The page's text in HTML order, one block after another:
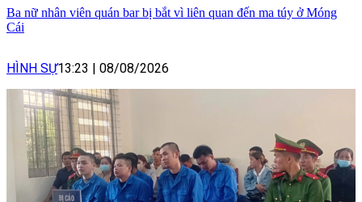
Ba nữ nhân viên quán bar bị bắt vì liên quan đến ma túy ở Móng
Cái
HÌNH SỰ13:23 | 08/08/2026